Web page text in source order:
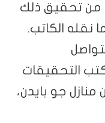
من تحقيق ذلك
الكاتب.
التحقيقات
جو بايدن،